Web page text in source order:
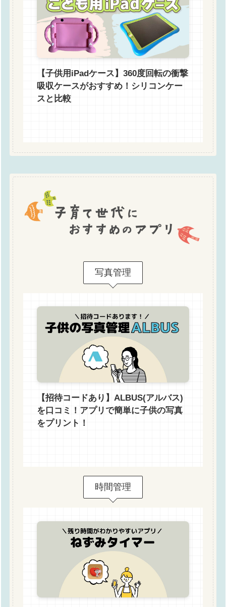
【子供用iPadケース】360度回転の衝撃
吸収ケースがおすすめ！シリコンケー
スと比較
写真管理
【招待コードあり】ALBUS(アルバス)
を口コミ！アプリで簡単に子供の写真
をプリント！
時間管理